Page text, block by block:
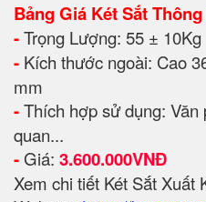
Bảng Giá Két Sắt
-Trọng Lượng: 55 ± 10Kg
- Kích thước ngoài: Cao
mm
-Thích hợp sử dụng:
quan...
- Giá: 3.600.000VNĐ
Xem chi tiết Két Sắt Xuất